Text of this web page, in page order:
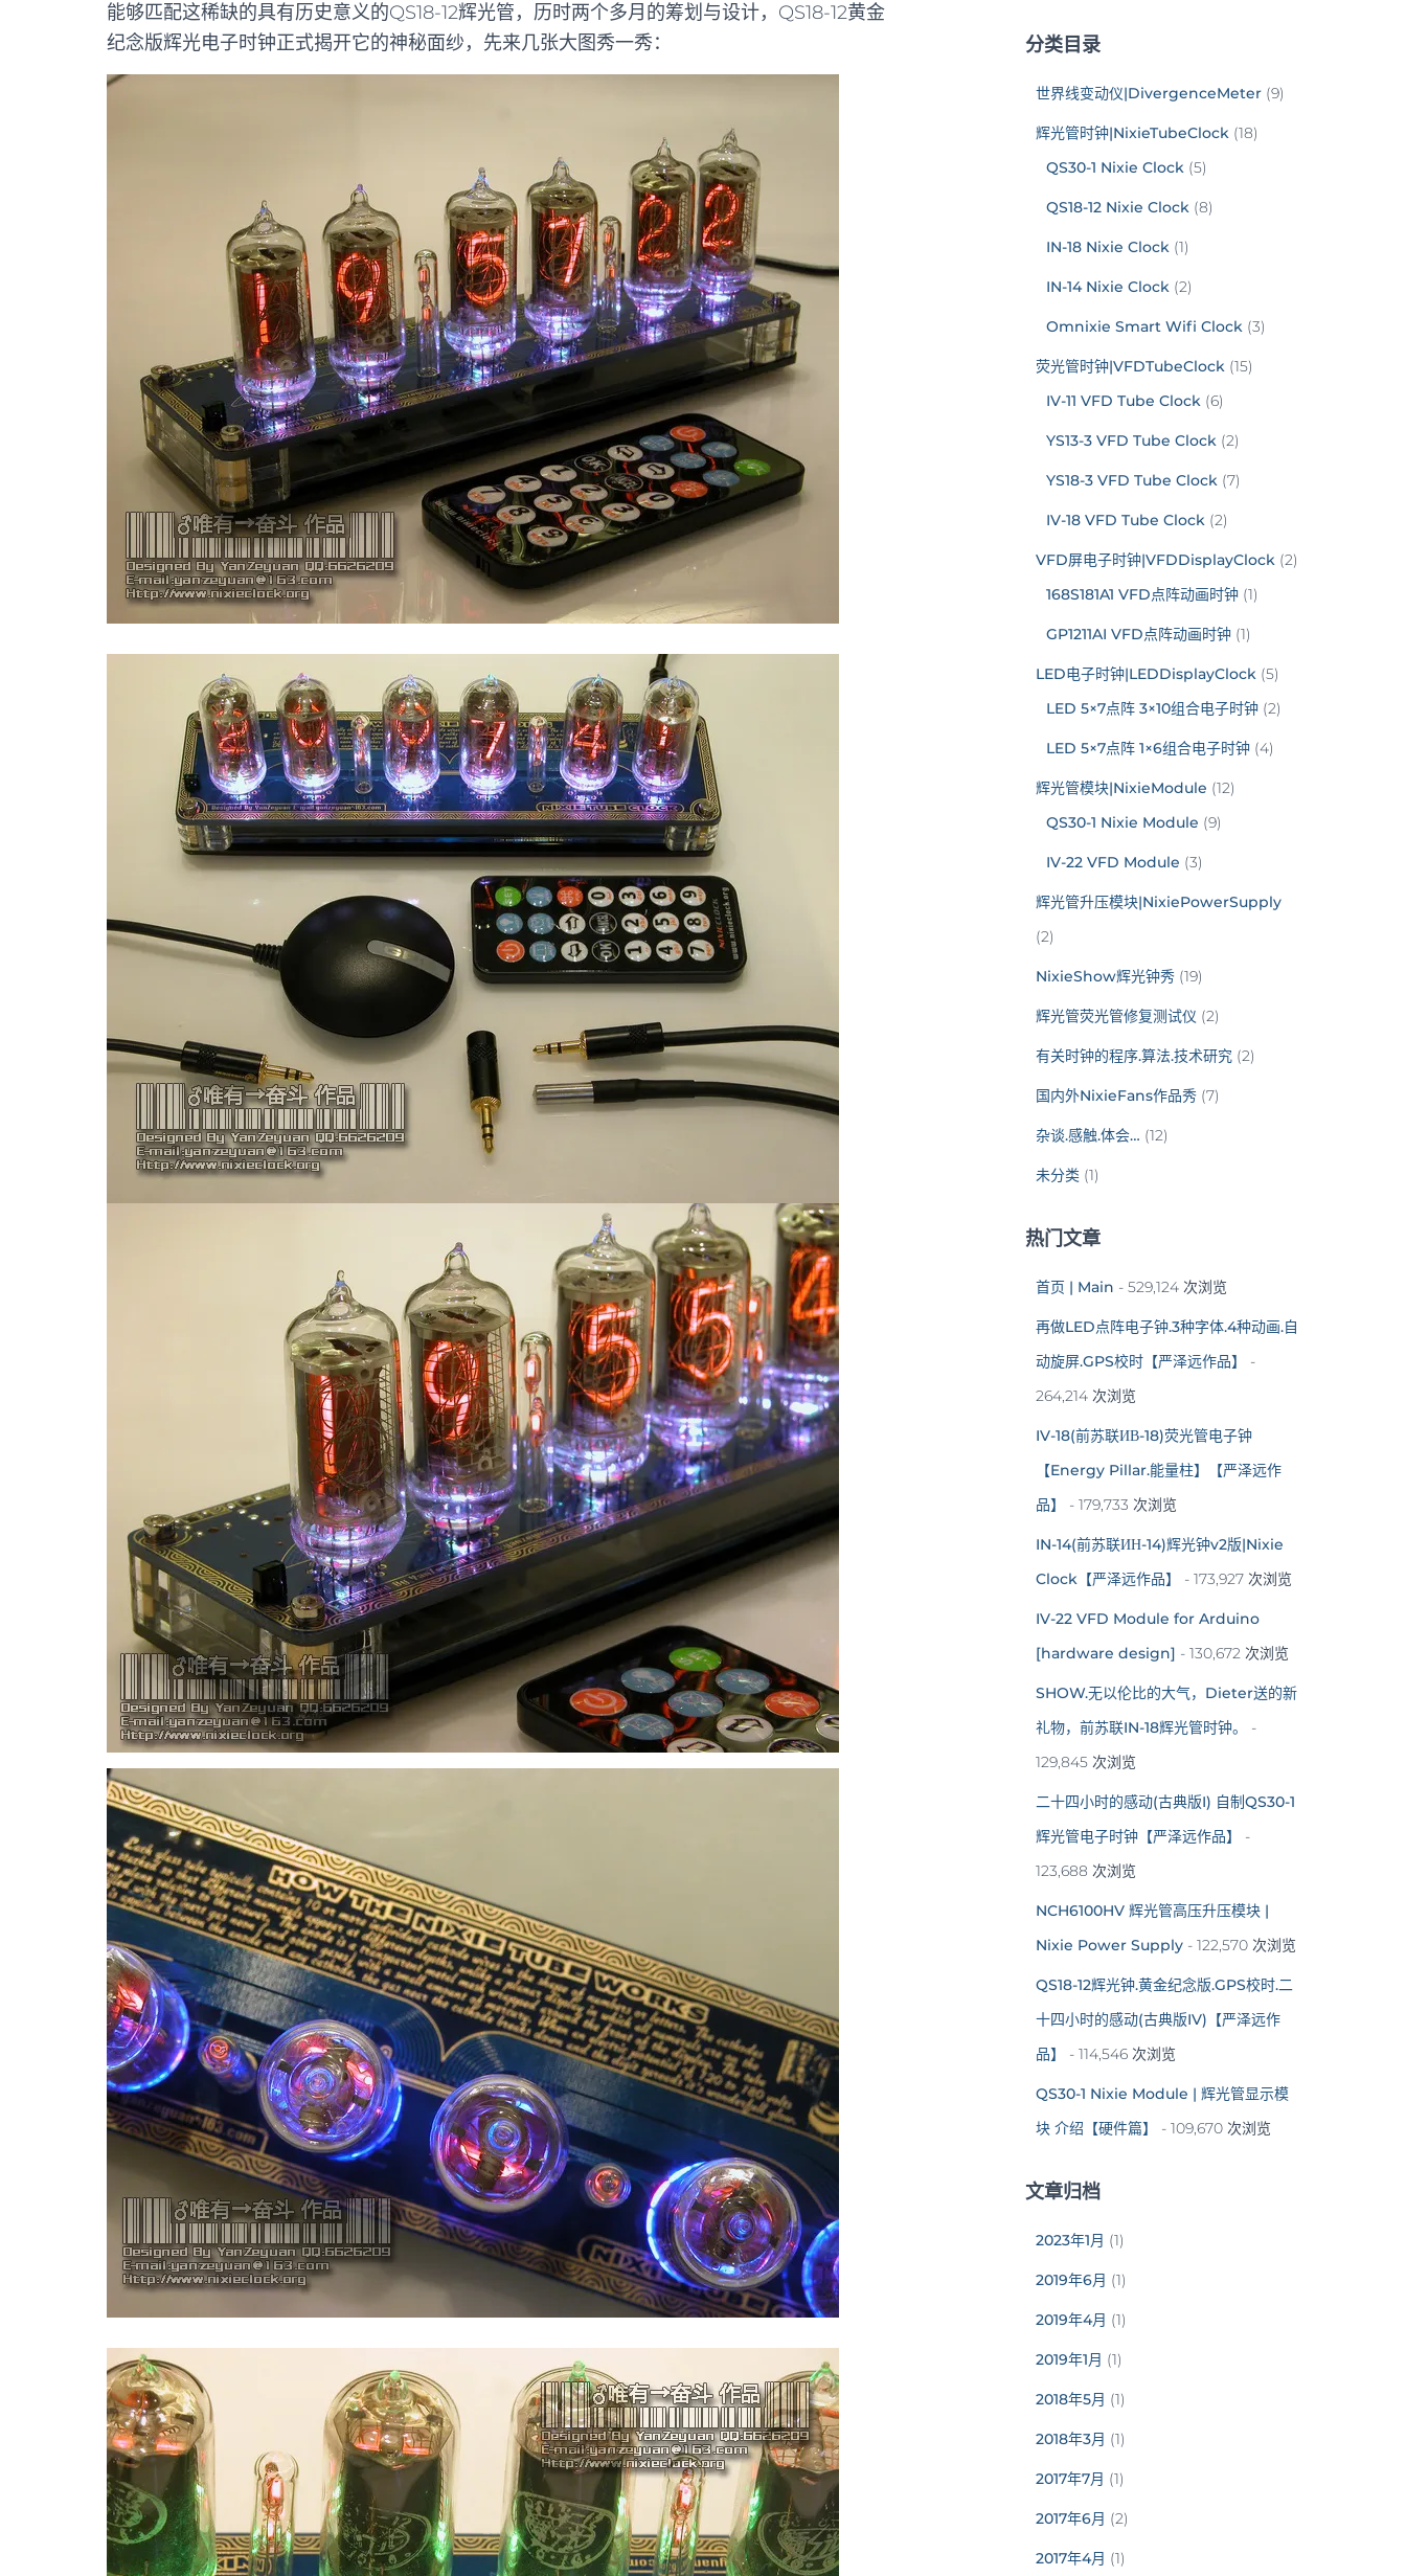
能够匹配这稀缺的具有历史意义的QS18-12辉光管，历时两个多月的筹划与设计，QS18-12黄金
纪念版辉光电子时钟正式揭开它的神秘面纱，先来几张大图秀一秀：
分类目录
世界线变动仪|DivergenceMeter(9)
辉光管时钟|NixieTubeClock(18)
QS30-1 Nixie Clock(5)
QS18-12 Nixie Clock(8)
IN-18 Nixie Clock(1)
IN-14 Nixie Clock(2)
Omnixie Smart Wifi Clock(3)
荧光管时钟|VFDTubeClock(15)
IV-11 VFD Tube Clock(6)
YS13-3 VFD Tube Clock(2)
YS18-3 VFD Tube Clock(7)
IV-18 VFD Tube Clock(2)
VFD屏电子时钟|VFDDisplayClock(2)
168S181A1 VFD点阵动画时钟(1)
GP1211AI VFD点阵动画时钟(1)
LED电子时钟|LEDDisplayClock(5)
LED 5×7点阵 3×10组合电子时钟(2)
LED 5×7点阵 1×6组合电子时钟(4)
辉光管模块|NixieModule (12)
QS30-1 Nixie Module (9)
IV-22 VFD Module (3)
辉光管升压模块|NixiePowerSupply
(2)
NixieShow辉光钟秀(19)
辉光管荧光管修复测试仪 (2)
有关时钟的程序.算法.技术研究(2)
国内外NixieFans作品秀(7)
杂谈.感触.体会… (12)
未分类(1)
热门文章
首页 | Main - 529,124 次浏览
再做LED点阵电子钟.3种字体.4种动画.自
动旋屏.GPS校时【严泽远作品】
-
264,214 次浏览
IV-18(前苏联ИВ-18)荧光管电子钟
【Energy Pillar.能量柱】【严泽远作
品】
- 179,733 次浏览
IN-14(前苏联ИН-14)辉光钟v2版|Nixie
Clock【严泽远作品】
- 173,927 次浏览
IV-22 VFD Module for Arduino
[hardware design] - 130,672 次浏览
SHOW.无以伦比的大气，Dieter送的新
礼物，前苏联IN-18辉光管时钟。
-
129,845 次浏览
二十四小时的感动(古典版I) 自制QS30-1
辉光管电子时钟【严泽远作品】
-
123,688 次浏览
NCH6100HV 辉光管高压升压模块 |
Nixie Power Supply- 122,570 次浏览
QS18-12辉光钟.黄金纪念版.GPS校时.二
十四小时的感动(古典版IV)【严泽远作
品】
- 114,546 次浏览
QS30-1 Nixie Module | 辉光管显示模
块 介绍【硬件篇】
- 109,670 次浏览
文章归档
2023年1月 (1)
2019年6月 (1)
2019年4月 (1)
2019年1月 (1)
2018年5月 (1)
2018年3月 (1)
2017年7月 (1)
2017年6月 (2)
2017年4月 (1)